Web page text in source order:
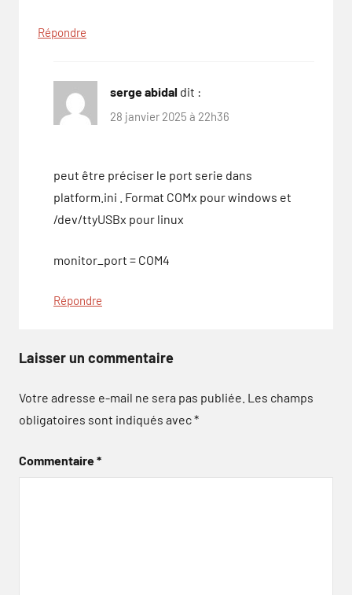
Répondre
serge abidal dit :
28 janvier 2025 à 22h36
peut être préciser le port serie dans
platform.ini . Format COMx pour windows et
/dev/ttyUSBx pour linux
monitor_port = COM4
Répondre
Laisser un commentaire
Votre adresse e-mail ne sera pas publiée. Les champs
obligatoires sont indiqués avec*
Commentaire*